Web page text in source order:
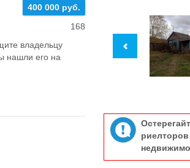
400 000 руб.
168
владельцу
нашли его на